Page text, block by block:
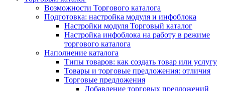
Возможности Торгового каталога
Подготовка: настройка модуля и инфоблока
Настройки модуля Торговый каталог
Настройка инфоблока на работу в режиме
торгового каталога
Наполнение каталога
Типы товаров: как создать товар или услугу
Товары и торговые предложения: отличия
Торговые предложения
Добавление торговых предложений